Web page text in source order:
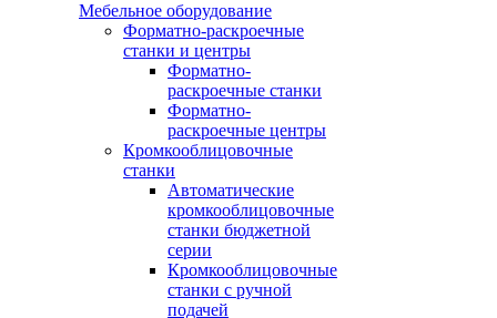
Мебельное оборудование
Форматно-раскроечные
станки и центры
Форматно-
раскроечные станки
Форматно-
раскроечные центры
Кромкооблицовочные
станки
Автоматические
кромкооблицовочные
станки бюджетной
серии
Кромкооблицовочные
станки с ручной
подачей